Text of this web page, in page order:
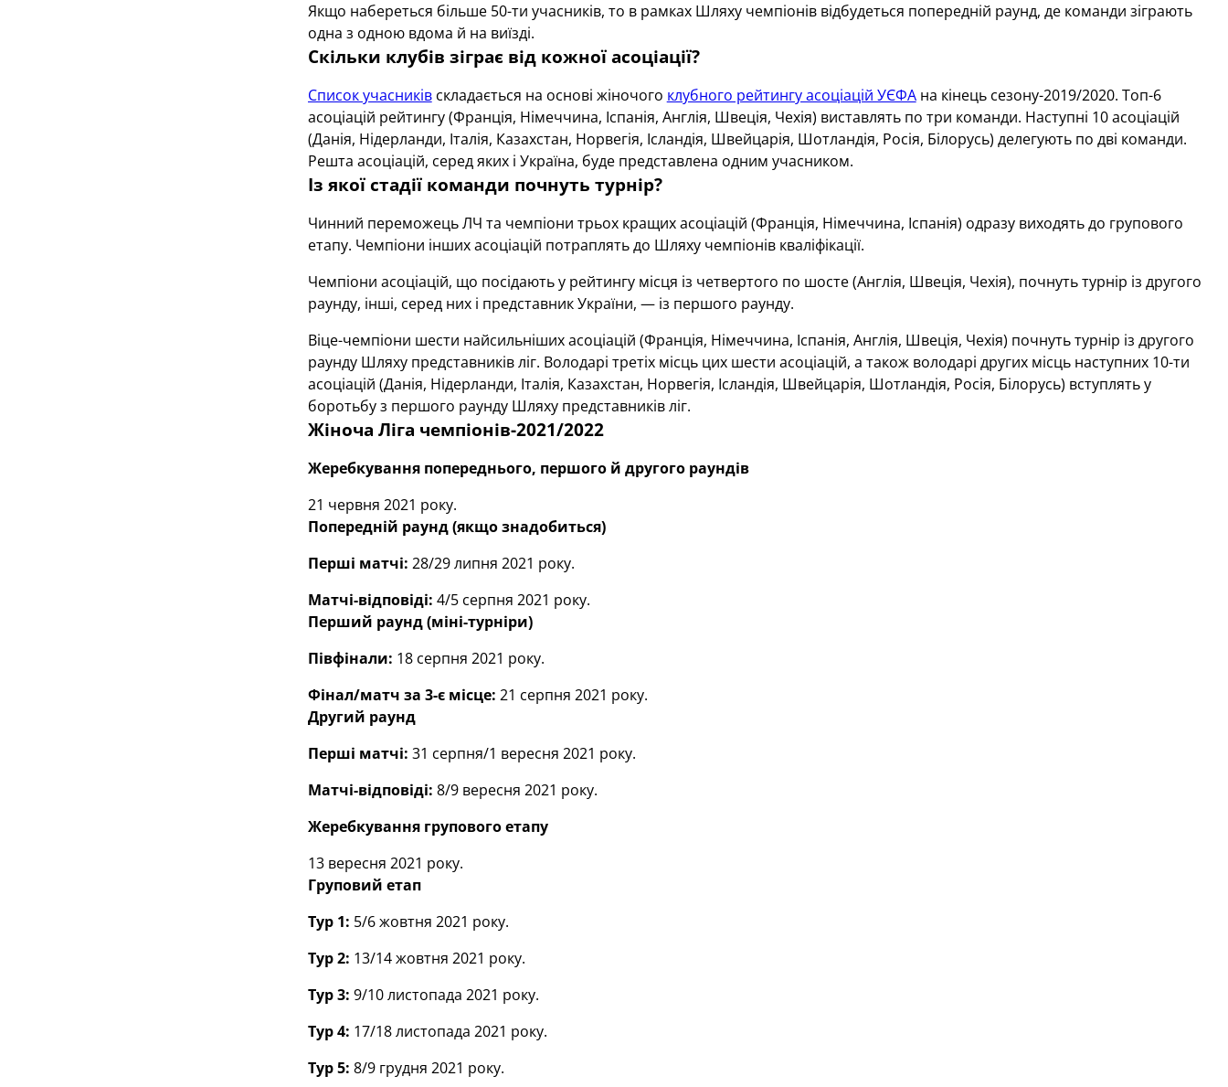
Якщо набереться більше 50-ти учасників, то в рамках Шляху чемпіонів відбудеться попередній раунд, де команди зіграють
одна з одною вдома й на виїзді.
Скільки клубів зіграє від кожної асоціації?
Список учасниківскладається на основі жіночого клубного рейтингу асоціацій УЄФАна кінець сезону-2019/2020. Топ-6
асоціацій рейтингу (Франція, Німеччина, Іспанія, Англія, Швеція, Чехія) виставлять по три команди. Наступні 10 асоціацій
(Данія, Нідерланди, Італія, Казахстан, Норвегія, Ісландія, Швейцарія, Шотландія, Росія, Білорусь) делегують по дві команди.
Решта асоціацій, серед яких і Україна, буде представлена одним учасником.
Із якої стадії команди почнуть турнір?
Чинний переможець ЛЧ та чемпіони трьох кращих асоціацій (Франція, Німеччина, Іспанія) одразу виходять до групового
етапу. Чемпіони інших асоціацій потраплять до Шляху чемпіонів кваліфікації.
Чемпіони асоціацій, що посідають у рейтингу місця із четвертого по шосте (Англія, Швеція, Чехія), почнуть турнір із другого
раунду, інші, серед них і представник України, — із першого раунду.
Віце-чемпіони шести найсильніших асоціацій (Франція, Німеччина, Іспанія, Англія, Швеція, Чехія) почнуть турнір із другого
раунду Шляху представників ліг. Володарі третіх місць цих шести асоціацій, а також володарі других місць наступних 10-ти
асоціацій (Данія, Нідерланди, Італія, Казахстан, Норвегія, Ісландія, Швейцарія, Шотландія, Росія, Білорусь) вступлять у
боротьбу з першого раунду Шляху представників ліг.
Жіноча Ліга чемпіонів-2021/2022
Жеребкування попереднього, першого й другого раундів
21 червня 2021 року.
Попередній раунд (якщо знадобиться)
Перші матчі: 28/29 липня 2021 року.
Матчі-відповіді: 4/5 серпня 2021 року.
Перший раунд (міні-турніри)
Півфінали: 18 серпня 2021 року.
Фінал/матч за 3-є місце: 21 серпня 2021 року.
Другий раунд
Перші матчі: 31 серпня/1 вересня 2021 року.
Матчі-відповіді: 8/9 вересня 2021 року.
Жеребкування групового етапу
13 вересня 2021 року.
Груповий етап
Тур 1: 5/6 жовтня 2021 року.
Тур 2: 13/14 жовтня 2021 року.
Тур 3: 9/10 листопада 2021 року.
Тур 4: 17/18 листопада 2021 року.
Тур 5: 8/9 грудня 2021 року.